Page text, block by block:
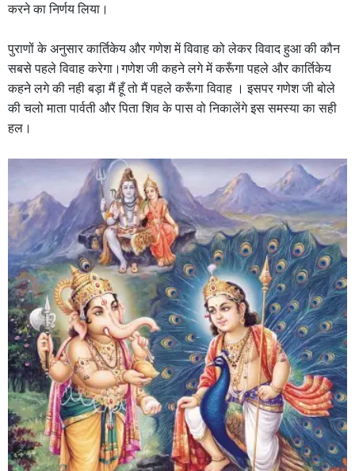
करने का निर्णय लिया।
पुराणों के अनुसार कार्तिकेय और गणेश में विवाह को लेकर विवाद हुआ की कौन
सबसे पहले विवाह करेगा।गणेश जी कहने लगे में करूँगा पहले और कार्तिकेय
कहने लगे की नही बड़ा मैं हूँ तो मैं पहले करूँगा विवाह । इसपर गणेश जी बोले
की चलो माता पार्वती और पिता शिव के पास वो निकालेंगे इस समस्या का सही
हल।